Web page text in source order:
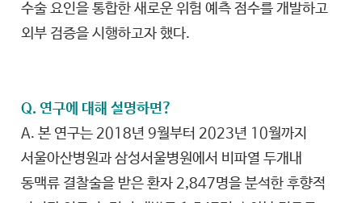
수술 요인을 통합한 새로운 위험 예측 점수를 개발하고
외부 검증을 시행하고자 했다.
Q. 연구에 대해 설명하면?
A. 본 연구는 2018년 9월부터 2023년 10월까지
서울아산병원과 삼성서울병원에서 비파열 두개내
동맥류 결찰술을 받은 환자 2,847명을 분석한 후향적